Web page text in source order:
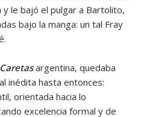
y le bajó el pulgar a Bartolito,
bajo la manga: un tal Fray
argentina, quedaba
inédita hasta entonces:
orientada hacia lo
excelencia formal y de